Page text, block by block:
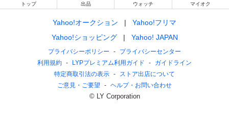
トップ 出品 ウォッチ マイオク
Yahoo!オークション
Yahoo!フリマ
Yahoo!ショッピング
Yahoo! JAPAN
プライバシーポリシー
プライバシーセンター
利用規約
LYPプレミアム利用ガイド
ガイドライン
特定商取引法の表示
ストア出店について
ご意見・ご要望
ヘルプ・お問い合わせ
© LY Corporation